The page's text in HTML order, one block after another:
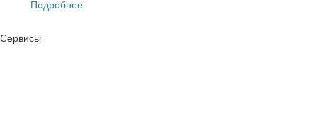
Подробнее
Сервисы